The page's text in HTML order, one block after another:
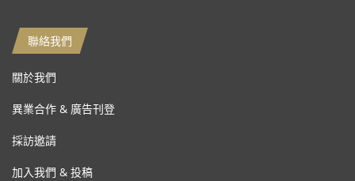
聯絡我們
關於我們
異業合作 & 廣告刊登
採訪邀請
加入我們 & 投稿